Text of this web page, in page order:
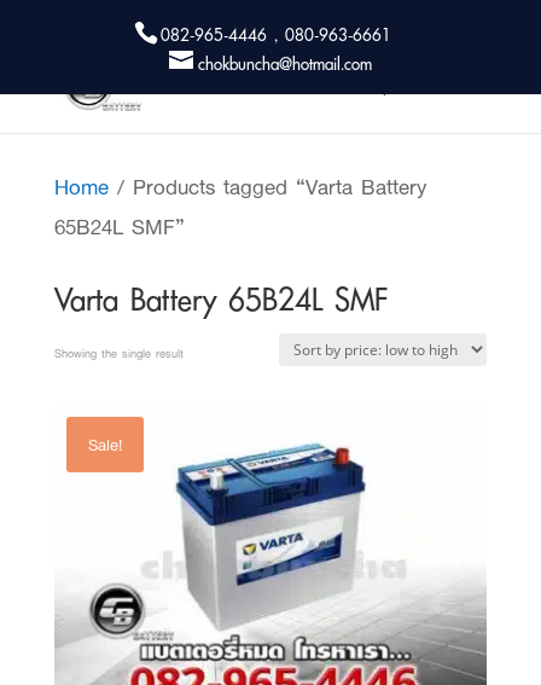
082-965-4446 , 080-963-6661
chokbuncha@hotmail.com
Home/ Products tagged “Varta Battery
65B24L SMF”
Varta Battery 65B24L SMF
Showing the single result
Sale!